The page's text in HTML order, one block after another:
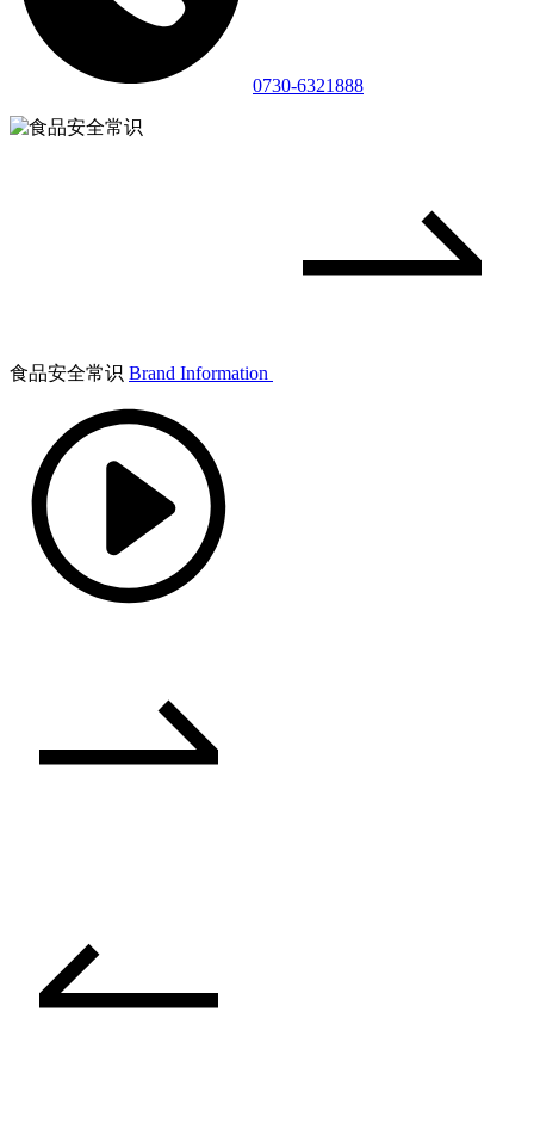
0730-6321888
食品安全常识 Brand Information